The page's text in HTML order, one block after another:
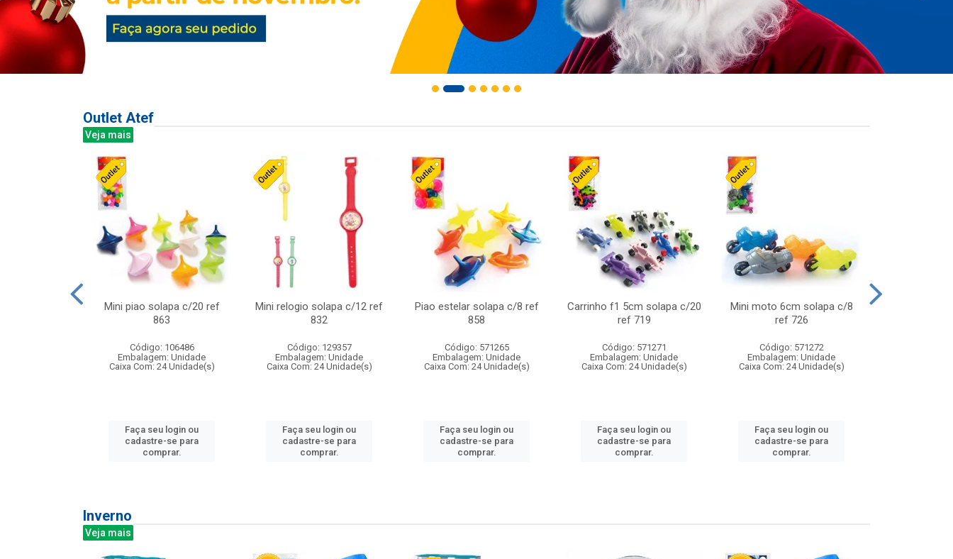
Outlet Atef
Veja mais
Mini piao solapa c/20 ref
863
Código: 106486
Embalagem: Unidade
Caixa Com: 24 Unidade(s)
Faça seu login ou
cadastre-se para
comprar.
Mini relogio solapa c/12 ref
832
Código: 129357
Embalagem: Unidade
Caixa Com: 24 Unidade(s)
Faça seu login ou
cadastre-se para
comprar.
Piao estelar solapa c/8 ref
858
Código: 571265
Embalagem: Unidade
Caixa Com: 24 Unidade(s)
Faça seu login ou
cadastre-se para
comprar.
Carrinho f1 5cm solapa c/20
ref 719
Código: 571271
Embalagem: Unidade
Caixa Com: 24 Unidade(s)
Faça seu login ou
cadastre-se para
comprar.
Mini moto 6cm solapa c/8
ref 726
Código: 571272
Embalagem: Unidade
Caixa Com: 24 Unidade(s)
Faça seu login ou
cadastre-se para
comprar.
Inverno
Veja mais